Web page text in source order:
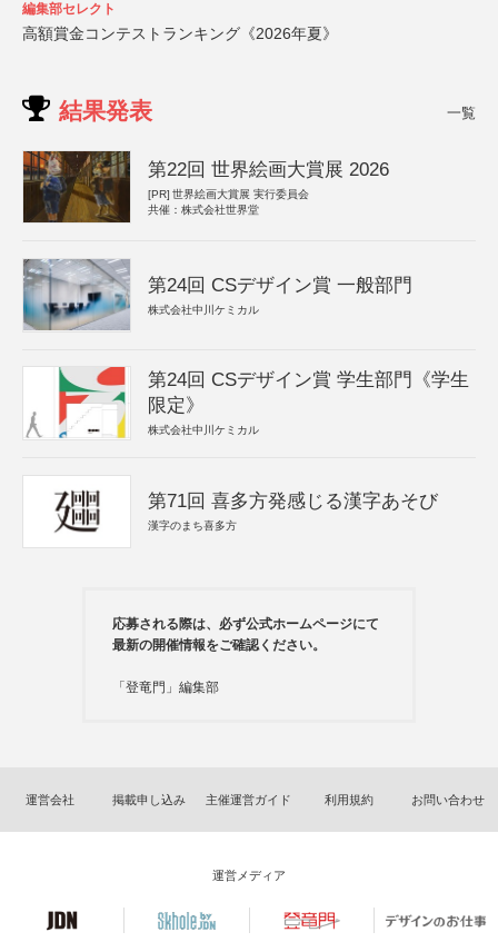
編集部セレクト
高額賞金コンテストランキング《2026年夏》
結果発表 一覧
第22回 世界絵画大賞展 2026
[PR] 世界絵画大賞展 実行委員会
共催：株式会社世界堂
第24回 CSデザイン賞 一般部門
株式会社中川ケミカル
第24回 CSデザイン賞 学生部門《学生
限定》
株式会社中川ケミカル
第71回 喜多方発感じる漢字あそび
漢字のまち喜多方
応募される際は、必ず公式ホームページにて
最新の開催情報をご確認ください。
「登竜門」編集部
運営会社 掲載申し込み 主催運営ガイド 利用規約 お問い合わせ
運営メディア